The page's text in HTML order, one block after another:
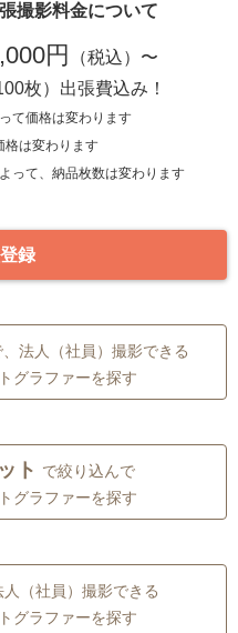
撮影料金について
円
（税込）〜
枚）出張費込み！
て価格は変わります
は変わります
って、納品枚数は変わります
録
、法人（社員）撮影できる
グラファーを探す
ト で絞り込んで
グラファーを探す
人（社員）撮影できる
グラファーを探す